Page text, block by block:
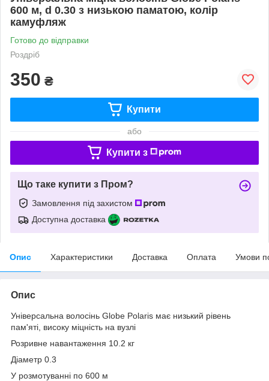
600 м, d 0.30 з низькою паматою, колір
камуфляж
Готово до відправки
Роздріб
350 ₴
Купити
або
Купити з
Що таке купити з Пром?
Замовлення під захистом
Доступна доставка
Опис Характеристики Доставка Оплата Умови
Опис
Універсальна волосінь Globe Polaris має низький рівень
пам'яті, високу міцність на вузлі
Розривне навантаження 10.2 кг
Діаметр 0.3
У розмотуванні по 600 м